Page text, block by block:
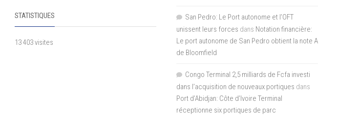
STATISTIQUES
13 403 visites
San Pedro: Le Port autonome et l’OFT
unissent leurs forces dans Notation financière:
Le port autonome de San Pedro obtient la note A
de Bloomfield
Congo Terminal 2,5 milliards de Fcfa investi
dans l’acquisition de nouveaux portiques dans
Port d’Abidjan: Côte d’Ivoire Terminal
réceptionne six portiques de parc